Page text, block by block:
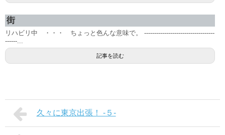
街
リハビリ中 ・・・ ちょっと色んな意味で。 -----------------------------------
------...
記事を読む
久々に東京出張！ -５-